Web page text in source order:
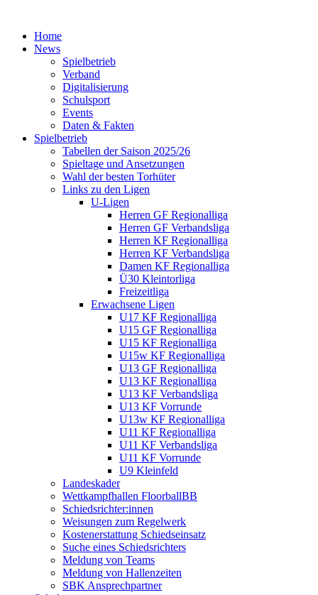
Home
News
Spielbetrieb
Verband
Digitalisierung
Schulsport
Events
Daten & Fakten
Spielbetrieb
Tabellen der Saison 2025/26
Spieltage und Ansetzungen
Wahl der besten Torhüter
Links zu den Ligen
U-Ligen
Herren GF Regionalliga
Herren GF Verbandsliga
Herren KF Regionalliga
Herren KF Verbandsliga
Damen KF Regionalliga
Ü30 Kleintorliga
Freizeitliga
Erwachsene Ligen
U17 KF Regionalliga
U15 GF Regionalliga
U15 KF Regionalliga
U15w KF Regionalliga
U13 GF Regionalliga
U13 KF Regionalliga
U13 KF Verbandsliga
U13 KF Vorrunde
U13w KF Regionalliga
U11 KF Regionalliga
U11 KF Verbandsliga
U11 KF Vorrunde
U9 Kleinfeld
Landeskader
Wettkampfhallen FloorballBB
Schiedsrichter:innen
Weisungen zum Regelwerk
Kostenerstattung Schiedseinsatz
Suche eines Schiedsrichters
Meldung von Teams
Meldung von Hallenzeiten
SBK Ansprechpartner